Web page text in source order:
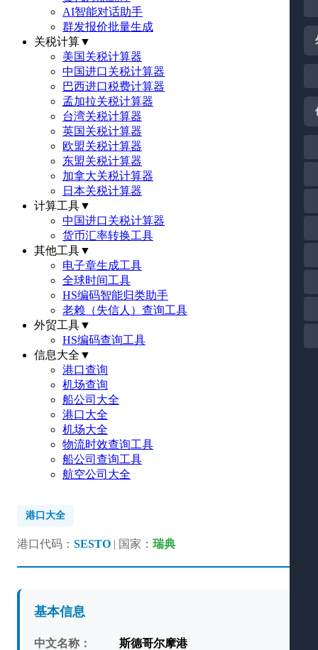
AI智能对话助手
群发报价批量生成
关税计算▼
美国关税计算器
中国进口关税计算器
巴西进口税费计算器
孟加拉关税计算器
台湾关税计算器
英国关税计算器
欧盟关税计算器
东盟关税计算器
加拿大关税计算器
日本关税计算器
计算工具▼
中国进口关税计算器
货币汇率转换工具
其他工具▼
电子章生成工具
全球时间工具
HS编码智能归类助手
老赖（失信人）查询工具
外贸工具▼
HS编码查询工具
信息大全 ▼
港口查询
机场查询
船公司大全
港口大全
机场大全
物流时效查询工具
船公司查询工具
航空公司大全
港口大全
港口代码： SESTO | 国家： 瑞典
基本信息
中文名称： 斯德哥尔摩港